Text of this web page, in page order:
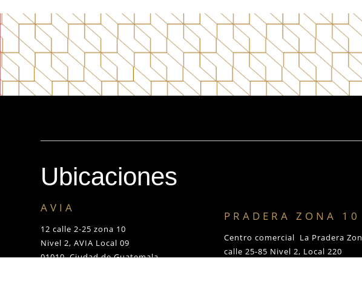
Ubicaciones
AVIA
12 calle 2-25 zona 10
Nivel 2, AVIA Local 09
01010, Ciudad de Guatemala
PRADERA ZONA 10
Centro comercial La Pradera
calle 25-85 Nivel 2, Local 220